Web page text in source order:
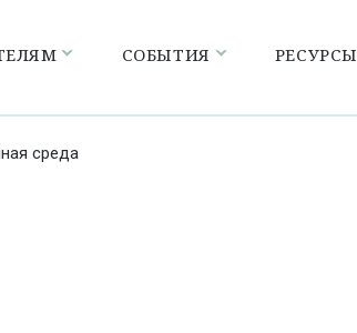
СОБЫТИЯ РЕСУРСЫ
среда